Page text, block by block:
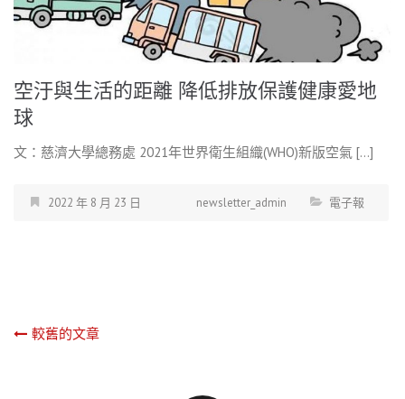
空汙與生活的距離 降低排放保護健康愛地
球
文：慈濟大學總務處 2021年世界衛生組織(WHO)新版空氣 […]
2022 年 8 月 23 日 newsletter_admin 電子報
文較舊的文章